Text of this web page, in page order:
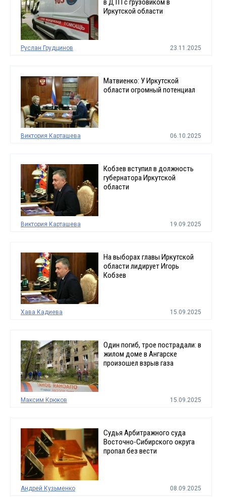
в ДТП с грузовиком в
Иркутской области
Руслан Грудцинов 23.11.2025
Матвиенко: У Иркутской
области огромный потенциал
Виктория Карташева 06.10.2025
Кобзев вступил в должность
губернатора Иркутской
области
Виктория Карташева 19.09.2025
На выборах главы Иркутской
области лидирует Игорь
Кобзев
Хава Кадиева 15.09.2025
Один погиб, трое пострадали: в
жилом доме в Ангарске
произошел взрыв газа
Максим Крюков 15.09.2025
Судья Арбитражного суда
Восточно-Сибирского округа
пропал без вести
Андрей Кузьменко 08.09.2025